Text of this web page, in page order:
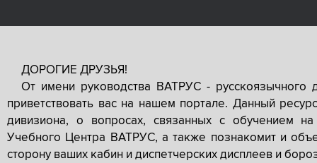
ДОРОГИЕ ДРУЗЬЯ!
От имени руководства ВАТРУС -
приветствовать вас на нашем портале. Данный
дивизиона, о вопросах, связанных с обучением
Учебного Центра ВАТРУС, а также познакомит и
сторону ваших кабин и диспетчерских дисплеев и